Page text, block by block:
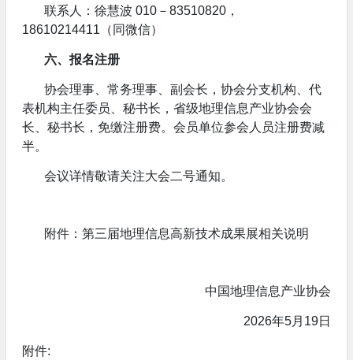
联系人：徐慧波 010－83510820，
18610214411（同微信）
六、报名注册
协会理事、常务理事、副会长，协会分支机构、代
表机构主任委员、秘书长，省级地理信息产业协会会
长、秘书长，免缴注册费。会员单位参会人员注册费减
半。
会议详情敬请关注大会二号通知。
附件：第三届地理信息高新技术成果展相关说明
中国地理信息产业协会
2026年5月19日
附件: